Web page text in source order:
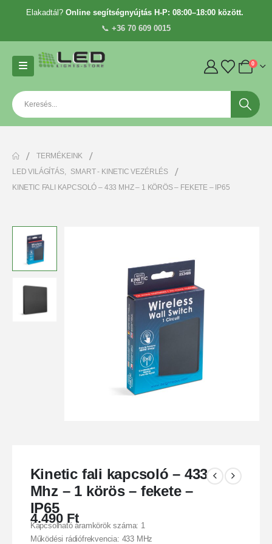
Elakadtál? Online segítségnyújtás H-P: 08:00–18:00 között.
📞 +36 70 609 0015
0
TERMÉKEINK
LED VILÁGÍTÁS,
SMART - KINETIC VEZÉRLÉS
KINETIC FALI KAPCSOLÓ – 433 MHZ – 1 KÖRÖS – FEKETE – IP65
Kinetic fali kapcsoló – 433
Mhz – 1 körös – fekete –
IP65
4.490 Ft
Kapcsolható áramkörök száma: 1
Működési rádiófrekvencia: 433 MHz